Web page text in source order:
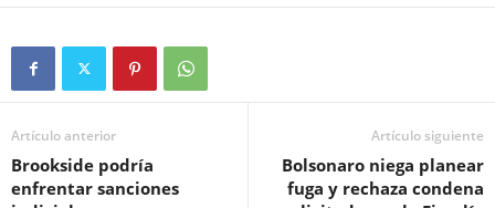
Artículo anterior
Brookside podría
enfrentar sanciones
Artículo siguiente
Bolsonaro niega planear
fuga y rechaza condena